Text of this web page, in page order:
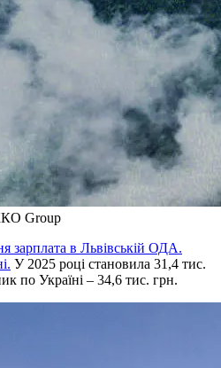
Group
зарплата в Львівській ОДА.
У 2025 році становила 31,4 тис.
по Україні – 34,6 тис. грн.